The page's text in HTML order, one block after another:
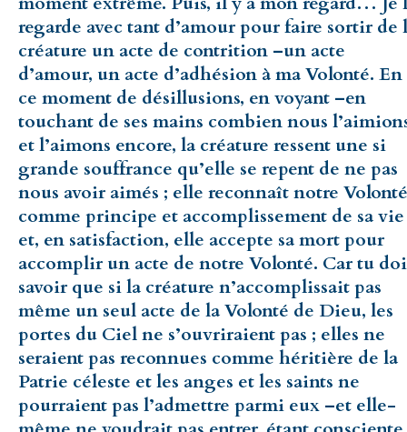
regarde avec tant d’amour pour faire sortir de
créature un acte de contrition –un acte
d’amour, un acte d’adhésion à ma Volonté. En
ce moment de désillusions, en voyant –en
touchant de ses mains combien nous
et l’aimons encore, la créature ressent une si
grande souffrance qu’elle se repent de ne pas
nous avoir aimés ; elle reconnaît notre Volonté
comme principe et accomplissement de sa vie
et, en satisfaction, elle accepte sa mort pour
accomplir un acte de notre Volonté. Car tu
savoir que si la créature n’accomplissait pas
même un seul acte de la Volonté de Dieu, les
portes du Ciel ne s’ouvriraient pas ; elles ne
seraient pas reconnues comme héritière de la
Patrie céleste et les anges et les saints ne
pourraient pas l’admettre parmi eux –et elle-